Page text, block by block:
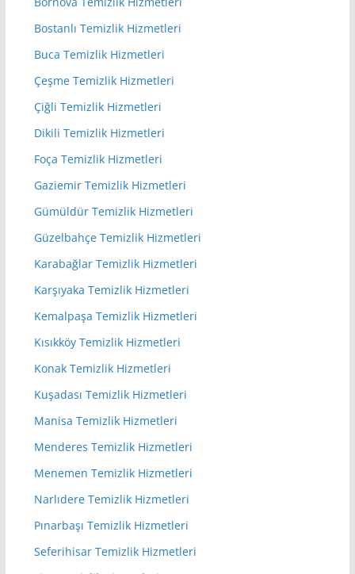
Bostanlı Temizlik Hizmetleri
Buca Temizlik Hizmetleri
Çeşme Temizlik Hizmetleri
Çiğli Temizlik Hizmetleri
Dikili Temizlik Hizmetleri
Foça Temizlik Hizmetleri
Gaziemir Temizlik Hizmetleri
Gümüldür Temizlik Hizmetleri
Güzelbahçe Temizlik Hizmetleri
Karabağlar Temizlik Hizmetleri
Karşıyaka Temizlik Hizmetleri
Kemalpaşa Temizlik Hizmetleri
Kısıkköy Temizlik Hizmetleri
Konak Temizlik Hizmetleri
Kuşadası Temizlik Hizmetleri
Manisa Temizlik Hizmetleri
Menderes Temizlik Hizmetleri
Menemen Temizlik Hizmetleri
Narlıdere Temizlik Hizmetleri
Pınarbaşı Temizlik Hizmetleri
Seferihisar Temizlik Hizmetleri